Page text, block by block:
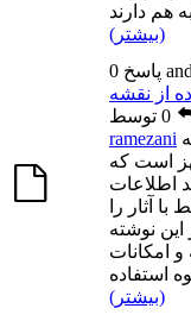
(بیشتر)
از نقشه
ramezani
است که
اطلاعات
آثار را
این نوشته
و امکانات
استفاده
(بیشتر)